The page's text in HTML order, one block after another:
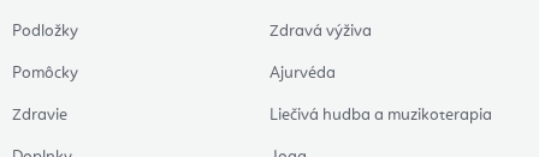
Podložky
Pomôcky
Zdravie
Zdravá výživa
Ajurvéda
Liečivá hudba a muzikoterapia